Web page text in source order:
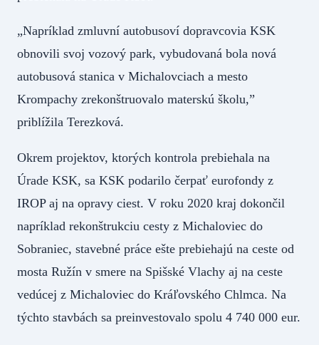
„Napríklad zmluvní autobusoví dopravcovia KSK
obnovili svoj vozový park, vybudovaná bola nová
autobusová stanica v Michalovciach a mesto
Krompachy zrekonštruovalo materskú školu,”
priblížila Terezková.
Okrem projektov, ktorých kontrola prebiehala na
Úrade KSK, sa KSK podarilo čerpať eurofondy z
IROP aj na opravy ciest. V roku 2020 kraj dokončil
napríklad rekonštrukciu cesty z Michaloviec do
Sobraniec, stavebné práce ešte prebiehajú na ceste od
mosta Ružín v smere na Spišské Vlachy aj na ceste
vedúcej z Michaloviec do Kráľovského Chlmca. Na
týchto stavbách sa preinvestovalo spolu 4 740 000 eur.